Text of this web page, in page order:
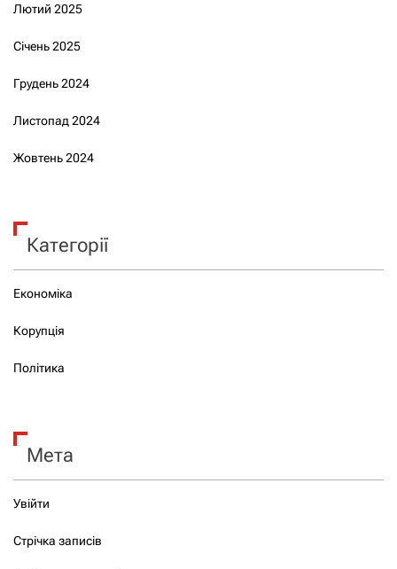
Лютий 2025
Січень 2025
Грудень 2024
Листопад 2024
Жовтень 2024
Категорії
Економіка
Корупція
Політика
Мета
Увійти
Стрічка записів